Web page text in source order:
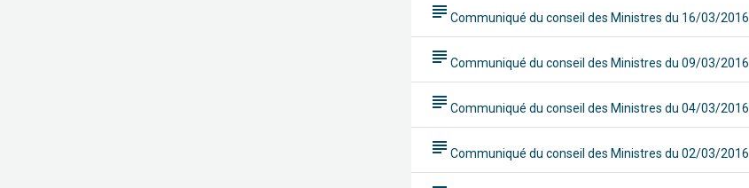
subject Communiqué du conseil des Ministres du 16/03/2016
subject Communiqué du conseil des Ministres du 09/03/2016
subject Communiqué du conseil des Ministres du 04/03/2016
subject Communiqué du conseil des Ministres du 02/03/2016